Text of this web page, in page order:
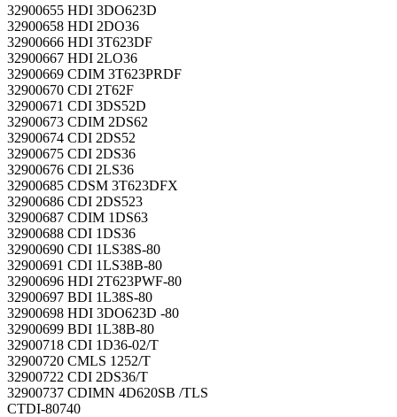
32900655 HDI 3DO623D
32900658 HDI 2DO36
32900666 HDI 3T623DF
32900667 HDI 2LO36
32900669 CDIM 3T623PRDF
32900670 CDI 2T62F
32900671 CDI 3DS52D
32900673 CDIM 2DS62
32900674 CDI 2DS52
32900675 CDI 2DS36
32900676 CDI 2LS36
32900685 CDSM 3T623DFX
32900686 CDI 2DS523
32900687 CDIM 1DS63
32900688 CDI 1DS36
32900690 CDI 1LS38S-80
32900691 CDI 1LS38B-80
32900696 HDI 2T623PWF-80
32900697 BDI 1L38S-80
32900698 HDI 3DO623D -80
32900699 BDI 1L38B-80
32900718 CDI 1D36-02/T
32900720 CMLS 1252/T
32900722 CDI 2DS36/T
32900737 CDIMN 4D620SB /TLS
CTDI-80740